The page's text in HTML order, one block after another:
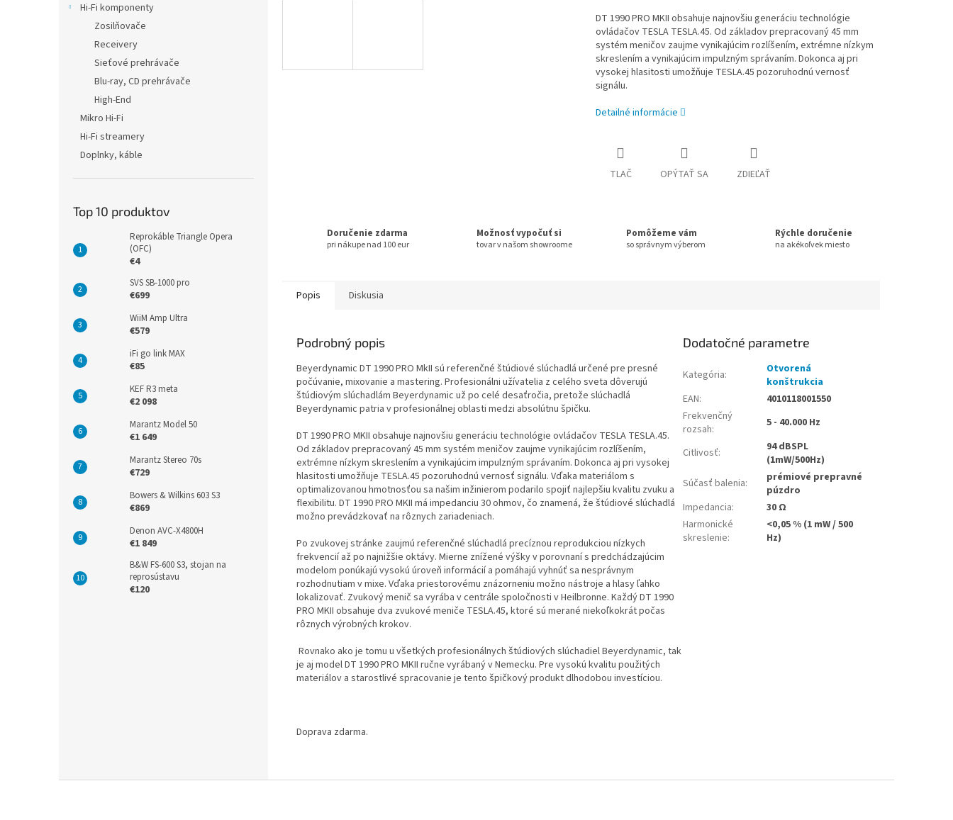
Hi-Fi komponenty
Zosilňovače
Receivery
Sieťové prehrávače
Blu-ray, CD prehrávače
High-End
Mikro Hi-Fi
Hi-Fi streamery
Doplnky, káble
Top 10 produktov
Reprokáble Triangle Opera
(OFC)
€4
SVS SB-1000 pro
€699
WiiM Amp Ultra
€579
iFi go link MAX
€85
KEF R3 meta
€2 098
Marantz Model 50
€1 649
Marantz Stereo 70s
€729
Bowers & Wilkins 603 S3
€869
Denon AVC-X4800H
€1 849
B&W FS-600 S3, stojan na
reprosústavu
€120
DT 1990 PRO MKII obsahuje najnovšiu generáciu technológie
ovládačov TESLA TESLA.45. Od základov prepracovaný 45 mm
systém meničov zaujme vynikajúcim rozlíšením, extrémne nízkym
skreslením a vynikajúcim impulzným správaním. Dokonca aj pri
vysokej hlasitosti umožňuje TESLA.45 pozoruhodnú vernosť
signálu.
Detailné informácie
TLAČ OPÝTAŤ SA ZDIEĽAŤ
Doručenie zdarma
pri nákupe nad 100 eur
Možnosť vypočuť si
tovar v našom showroome
Pomôžeme vám
so správnym výberom
Rýchle doručenie
na akékoľvek miesto
Popis Diskusia
Podrobný popis
Beyerdynamic DT 1990 PRO MkII sú referenčné štúdiové slúchadlá určené pre presné
počúvanie, mixovanie a mastering. Profesionálni užívatelia z celého sveta dôverujú
štúdiovým slúchadlám Beyerdynamic už po celé desaťročia, pretože slúchadlá
Beyerdynamic patria v profesionálnej oblasti medzi absolútnu špičku.
DT 1990 PRO MKII obsahuje najnovšiu generáciu technológie ovládačov TESLA TESLA.45.
Od základov prepracovaný 45 mm systém meničov zaujme vynikajúcim rozlíšením,
extrémne nízkym skreslením a vynikajúcim impulzným správaním. Dokonca aj pri vysokej
hlasitosti umožňuje TESLA.45 pozoruhodnú vernosť signálu. Vďaka materiálom s
optimalizovanou hmotnosťou sa našim inžinierom podarilo spojiť najlepšiu kvalitu zvuku a
flexibilitu. DT 1990 PRO MKII má impedanciu 30 ohmov, čo znamená, že štúdiové slúchadlá
možno prevádzkovať na rôznych zariadeniach.
Po zvukovej stránke zaujmú referenčné slúchadlá precíznou reprodukciou nízkych
frekvencií až po najnižšie oktávy. Mierne znížené výšky v porovnaní s predchádzajúcim
modelom ponúkajú vysokú úroveň informácií a pomáhajú vyhnúť sa nesprávnym
rozhodnutiam v mixe. Vďaka priestorovému znázorneniu možno nástroje a hlasy ľahko
lokalizovať. Zvukový menič sa vyrába v centrále spoločnosti v Heilbronne. Každý DT 1990
PRO MKII obsahuje dva zvukové meniče TESLA.45, ktoré sú merané niekoľkokrát počas
rôznych výrobných krokov.
Rovnako ako je tomu u všetkých profesionálnych štúdiových slúchadiel Beyerdynamic, tak
je aj model DT 1990 PRO MKII ručne vyrábaný v Nemecku. Pre vysokú kvalitu použitých
materiálov a starostlivé spracovanie je tento špičkový produkt dlhodobou investíciou.
Doprava zdarma.
Dodatočné parametre
Kategória:
Otvorená
konštrukcia
EAN:
4010118001550
Frekvenčný
rozsah: 5 - 40.000 Hz
Citlivosť:
94 dBSPL
(1mW/500Hz)
Súčasť balenia:
prémiové prepravné
púzdro
Impedancia:
30 Ω
Harmonické
skreslenie:
<0,05 % (1 mW / 500
Hz)